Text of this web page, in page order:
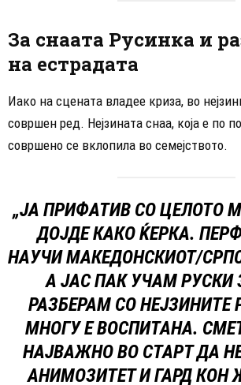
За снаата Русинка и
на естрадата
Иако на сцената владее криза, во
совршен ред. Нејзината снаа, која е по
совршено се вклопила во семејството.
„ЈА ПРИФАТИВ СО ЦЕЛОТО
ДОЈДЕ КАКО ЌЕРКА.
НАУЧИ МАКЕДОНСКИОТ/
А ЈАС ПАК УЧАМ РУСКИ
РАЗБЕРАМ СО НЕЈЗИНИТЕ
МНОГУ Е ВОСПИТАНА.
НАЈВАЖНО ВО СТАРТ ДА
АНИМОЗИТЕТ И ГАРД КОН